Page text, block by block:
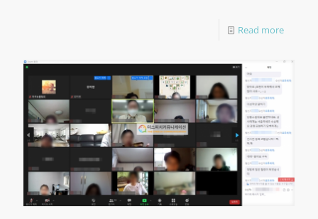
Read more